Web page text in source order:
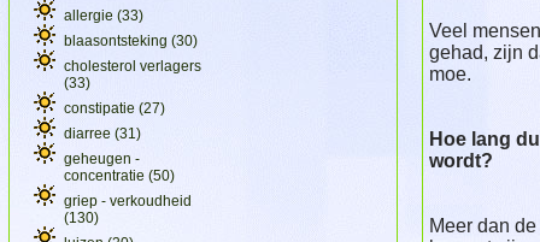
allergie (33)
blaasontsteking (30)
cholesterol verlagers
(33)
constipatie (27)
diarree (31)
geheugen -
concentratie (50)
griep - verkoudheid
(130)
Veel
gehad, zijn
moe.
Hoe lang
wordt?
Meer dan